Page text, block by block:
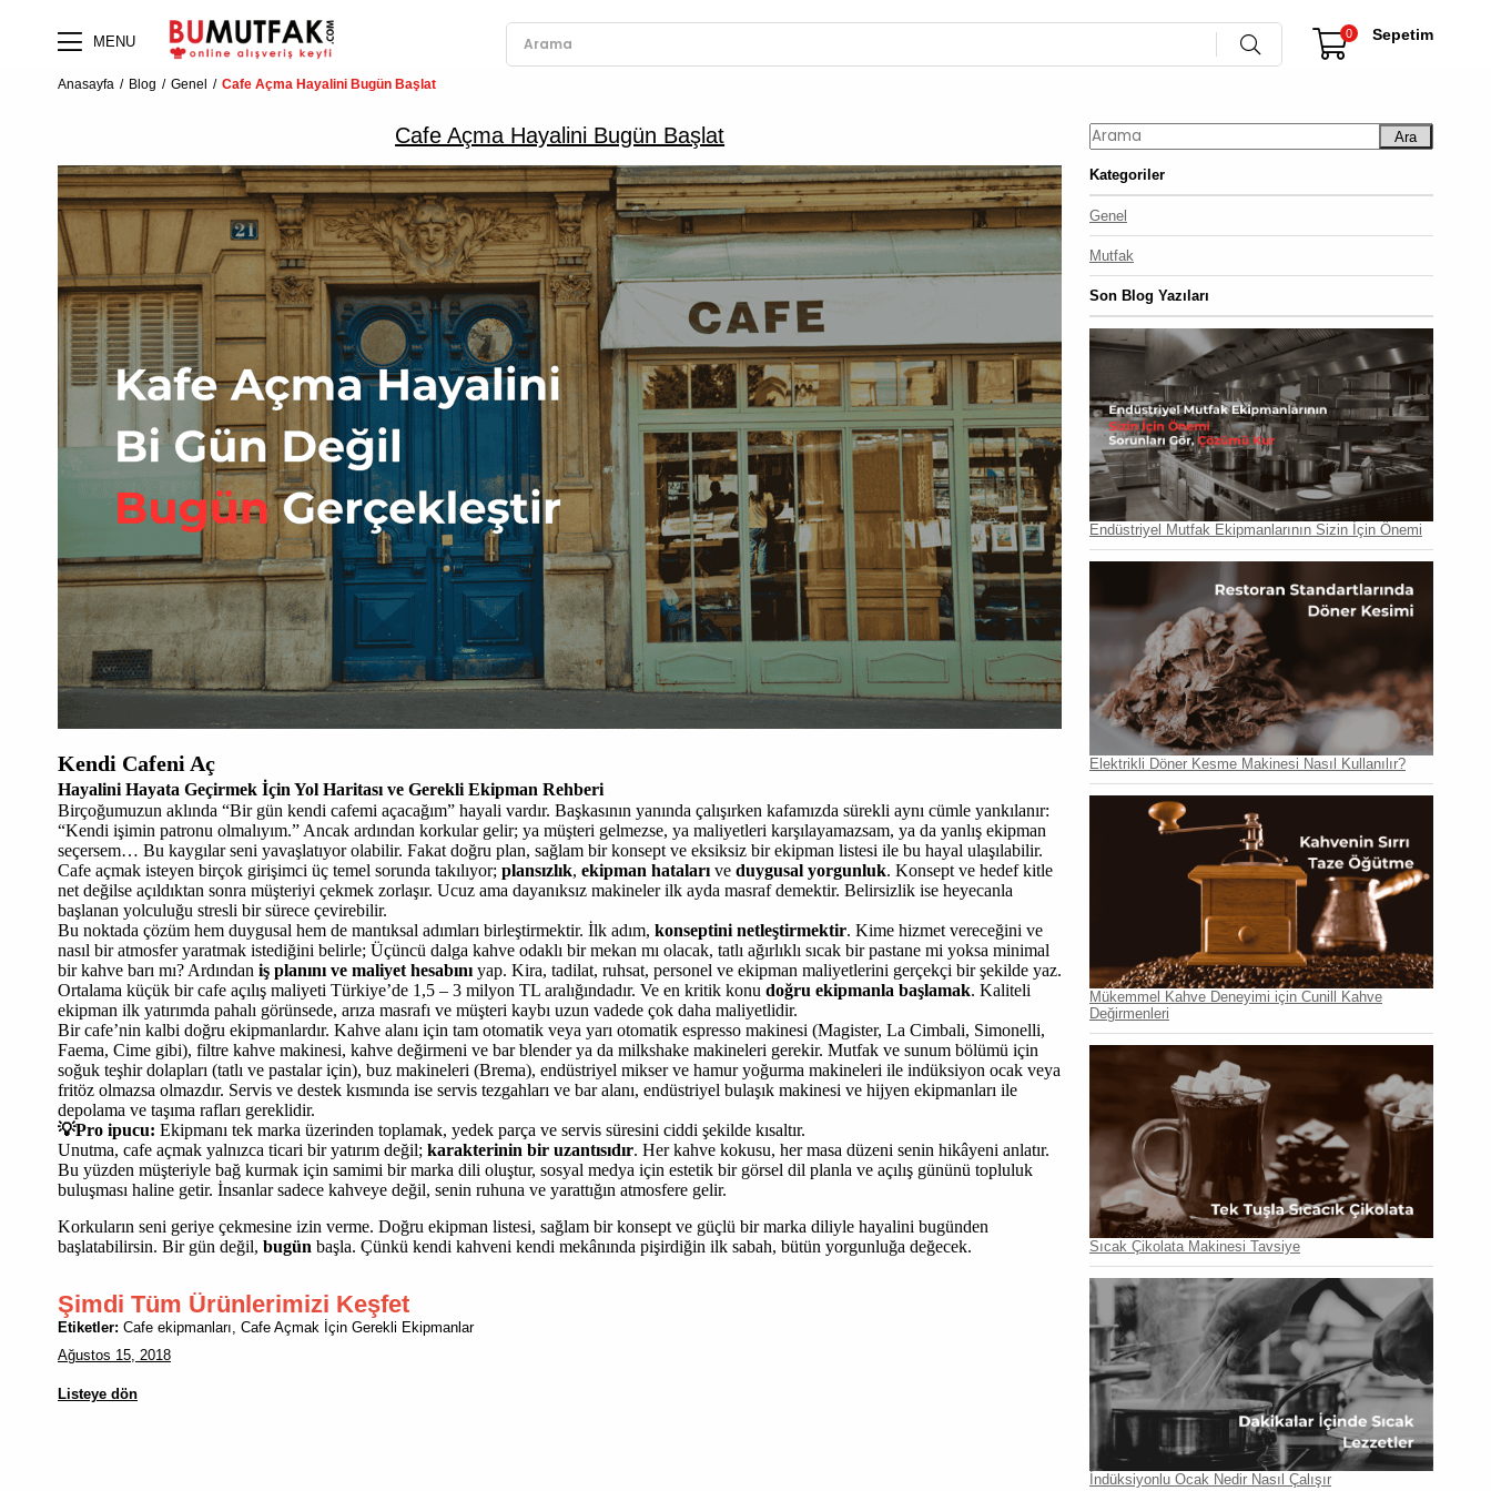
MENU Sepetim
0
Anasayfa Blog Genel Cafe Açma Hayalini Bugün Başlat
Cafe Açma Hayalini Bugün Başlat
Kendi Cafeni Aç
Hayalini Hayata Geçirmek İçin Yol Haritası ve Gerekli Ekipman Rehberi
Birçoğumuzun aklında “Bir gün kendi cafemi açacağım” hayali vardır. Başkasının yanında çalışırken kafamızda sürekli aynı cümle yankılanır:
“Kendi işimin patronu olmalıyım.” Ancak ardından korkular gelir; ya müşteri gelmezse, ya maliyetleri karşılayamazsam, ya da yanlış ekipman
seçersem… Bu kaygılar seni yavaşlatıyor olabilir. Fakat doğru plan, sağlam bir konsept ve eksiksiz bir ekipman listesi ile bu hayal ulaşılabilir.
Cafe açmak isteyen birçok girişimci üç temel sorunda takılıyor; plansızlık, ekipman hataları ve duygusal yorgunluk. Konsept ve hedef kitle
net değilse açıldıktan sonra müşteriyi çekmek zorlaşır. Ucuz ama dayanıksız makineler ilk ayda masraf demektir. Belirsizlik ise heyecanla
başlanan yolculuğu stresli bir sürece çevirebilir.
Bu noktada çözüm hem duygusal hem de mantıksal adımları birleştirmektir. İlk adım, konseptini netleştirmektir. Kime hizmet vereceğini ve
nasıl bir atmosfer yaratmak istediğini belirle; Üçüncü dalga kahve odaklı bir mekan mı olacak, tatlı ağırlıklı sıcak bir pastane mi yoksa minimal
bir kahve barı mı? Ardından iş planını ve maliyet hesabını yap. Kira, tadilat, ruhsat, personel ve ekipman maliyetlerini gerçekçi bir şekilde yaz.
Ortalama küçük bir cafe açılış maliyeti Türkiye’de 1,5 – 3 milyon TL aralığındadır. Ve en kritik konu doğru ekipmanla başlamak. Kaliteli
ekipman ilk yatırımda pahalı görünsede, arıza masrafı ve müşteri kaybı uzun vadede çok daha maliyetlidir.
Bir cafe’nin kalbi doğru ekipmanlardır. Kahve alanı için tam otomatik veya yarı otomatik espresso makinesi (Magister, La Cimbali, Simonelli,
Faema, Cime gibi), filtre kahve makinesi, kahve değirmeni ve bar blender ya da milkshake makineleri gerekir. Mutfak ve sunum bölümü için
soğuk teşhir dolapları (tatlı ve pastalar için), buz makineleri (Brema), endüstriyel mikser ve hamur yoğurma makineleri ile indüksiyon ocak veya
fritöz olmazsa olmazdır. Servis ve destek kısmında ise servis tezgahları ve bar alanı, endüstriyel bulaşık makinesi ve hijyen ekipmanları ile
depolama ve taşıma rafları gereklidir.
💡Pro ipucu: Ekipmanı tek marka üzerinden toplamak, yedek parça ve servis süresini ciddi şekilde kısaltır.
Unutma, cafe açmak yalnızca ticari bir yatırım değil; karakterinin bir uzantısıdır. Her kahve kokusu, her masa düzeni senin hikâyeni anlatır.
Bu yüzden müşteriyle bağ kurmak için samimi bir marka dili oluştur, sosyal medya için estetik bir görsel dil planla ve açılış gününü topluluk
buluşması haline getir. İnsanlar sadece kahveye değil, senin ruhuna ve yarattığın atmosfere gelir.
Korkuların seni geriye çekmesine izin verme. Doğru ekipman listesi, sağlam bir konsept ve güçlü bir marka diliyle hayalini bugünden
başlatabilirsin. Bir gün değil, bugün başla. Çünkü kendi kahveni kendi mekânında pişirdiğin ilk sabah, bütün yorgunluğa değecek.
Şimdi Tüm Ürünlerimizi Keşfet
Etiketler: Cafe ekipmanları, Cafe Açmak İçin Gerekli Ekipmanlar
Ağustos 15, 2018
Listeye dön
Ara
Kategoriler
Genel
Mutfak
Son Blog Yazıları
Endüstriyel Mutfak Ekipmanlarının Sizin İçin Önemi
Elektrikli Döner Kesme Makinesi Nasıl Kullanılır?
Mükemmel Kahve Deneyimi için Cunill Kahve
Değirmenleri
Sıcak Çikolata Makinesi Tavsiye
İndüksiyonlu Ocak Nedir Nasıl Çalışır